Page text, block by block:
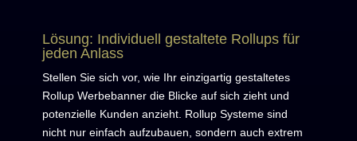
Lösung: Individuell gestaltete Rollups für
jeden Anlass
Stellen Sie sich vor, wie Ihr einzigartig gestaltetes
Rollup Werbebanner die Blicke auf sich zieht und
potenzielle Kunden anzieht. Rollup Systeme sind
nicht nur einfach aufzubauen, sondern auch extrem